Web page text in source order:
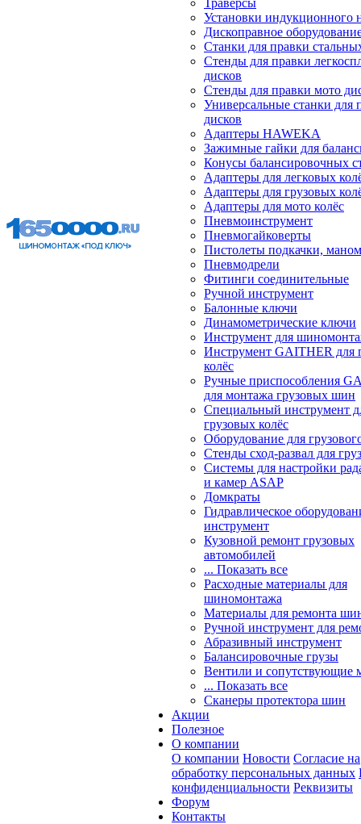
Траверсы
Установки индукционного
Дископравное
Станки для правки
Стенды для правки
дисков
Стенды для правки мото
Универсальные станки для
дисков
Адаптеры HAWEKA
Зажимные гайки для
Конусы балансировочных
Адаптеры для легковых
Адаптеры для грузовых
Адаптеры для мото колёс
Пневмоинструмент
Пневмогайковерты
Пистолеты подкачки,
Пневмодрели
Фитинги соединительные
Ручной инструмент
Балонные ключи
Динамометрические ключи
Инструмент для
Инструмент GAITHER для
колёс
Ручные приспособления
для монтажа грузовых шин
Специальный инструмент
грузовых колёс
Оборудование для
Стенды сход-развал для
Системы для настройки
и камер ASAP
Домкраты
Гидравлическое
инструмент
Кузовной ремонт грузовых
автомобилей
... Показать все
Расходные материалы для
шиномонтажа
Материалы для ремонта
Ручной инструмент для
Абразивный инструмент
Балансировочные грузы
Вентили и сопутствующие
... Показать все
Сканеры протектора шин
Акции
Полезное
О компании
О компании Новости Согласие на
обработку персональных данных
конфиденциальности Реквизиты
Форум
Контакты